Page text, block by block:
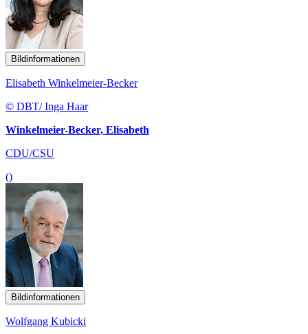
Bildinformationen
Elisabeth Winkelmeier-Becker
© DBT/ Inga Haar
Winkelmeier-Becker, Elisabeth
CDU/CSU
()
Bildinformationen
Wolfgang Kubicki